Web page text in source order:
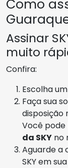
Como
Assinar
muito
Confira:
Escolha
Faça sua
disposição
Você pode
da SKY no
Aguarde a
SKY em